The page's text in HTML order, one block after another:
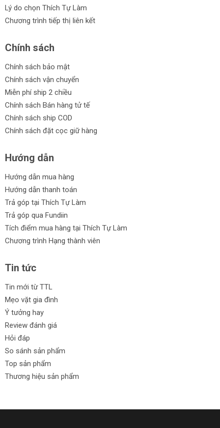
Lý do chọn Thích Tự Làm
Chương trình tiếp thị liên kết
Chính sách
Chính sách bảo mật
Chính sách vận chuyển
Miễn phí ship 2 chiều
Chính sách Bán hàng tử tế
Chính sách ship COD
Chính sách đặt cọc giữ hàng
Hướng dẫn
Hướng dẫn mua hàng
Hướng dẫn thanh toán
Trả góp tại Thích Tự Làm
Trả góp qua Fundiin
Tích điểm mua hàng tại Thích Tự Làm
Chương trình Hạng thành viên
Tin tức
Tin mới từ TTL
Mẹo vặt gia đình
Ý tưởng hay
Review đánh giá
Hỏi đáp
So sánh sản phẩm
Top sản phẩm
Thương hiệu sản phẩm